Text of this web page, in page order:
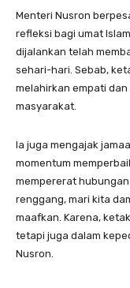
Menteri Nusron
refleksi bagi umat
dijalankan telah
sehari-hari. Sebab,
melahirkan empati
masyarakat.
Ia juga mengajak
momentum
mempererat
renggang, mari kita
maafkan. Karena,
tetapi juga dalam
Nusron.